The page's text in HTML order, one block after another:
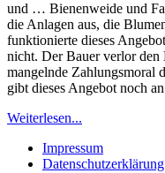
und … Bienenweide und
die Anlagen aus, die
funktionierte dieses
nicht. Der Bauer verlor den
mangelnde Zahlungsmoral
gibt dieses Angebot noch
Weiterlesen...
Impressum
Datenschutzerklärung